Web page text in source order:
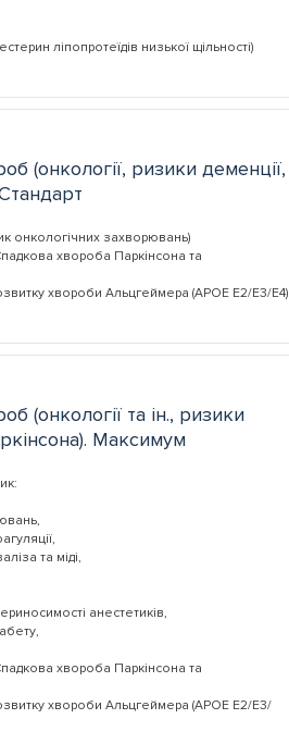
ліпопротеїдів низької щільності)
(онкології, ризики деменції,
онкологічних захворювань)
хвороба Паркінсона та
хвороби Альцгеймера (AРОЕ Е2/Е3/Е4)
(онкології та ін., ризики
Максимум
та міді,
анестетиків,
хвороба Паркінсона та
хвороби Альцгеймера (AРОЕ Е2/Е3/